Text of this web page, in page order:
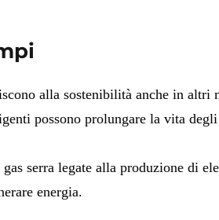
alla sostenibilità anche in altri
possono prolungare la vita
serra legate alla produzione di
energia.